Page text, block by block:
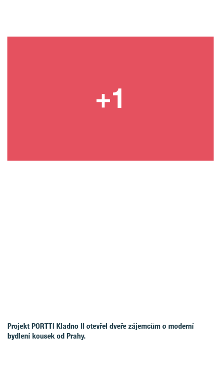
Projekt PORTTI Kladno II otevřel dveře zájemcům o moderní
bydlení kousek od Prahy.